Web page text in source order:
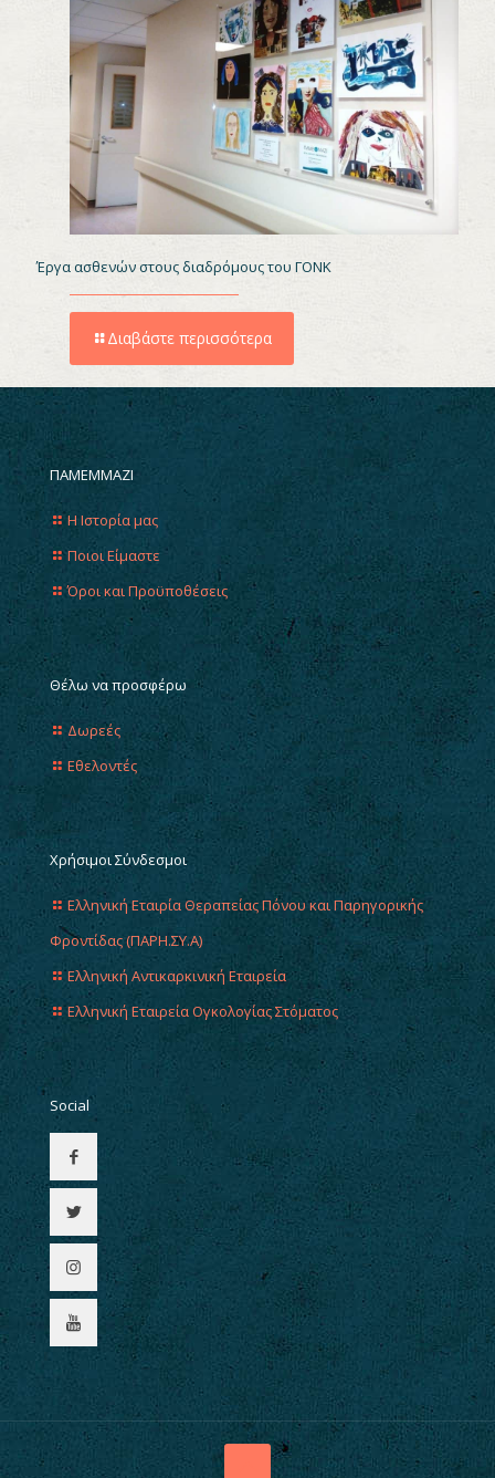
Έργα ασθενών στους διαδρόμους του ΓΟΝΚ
Διαβάστε περισσότερα
ΠΑΜΕΜΜΑΖΙ
Η Ιστορία μας
Ποιοι Είμαστε
Όροι και Προϋποθέσεις
Θέλω να προσφέρω
Δωρεές
Εθελοντές
Χρήσιμοι Σύνδεσμοι
Ελληνική Εταιρία Θεραπείας Πόνου και Παρηγορικής
Φροντίδας (ΠΑΡΗ.ΣΥ.Α)
Ελληνική Αντικαρκινική Εταιρεία
Ελληνική Εταιρεία Ογκολογίας Στόματος
Social